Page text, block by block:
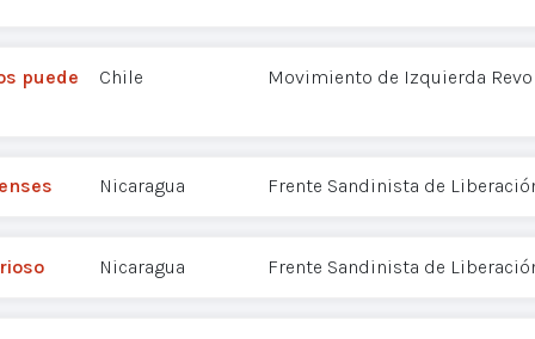
puede Chile Movimiento de Izquierda
Nicaragua Frente Sandinista de
Nicaragua Frente Sandinista de